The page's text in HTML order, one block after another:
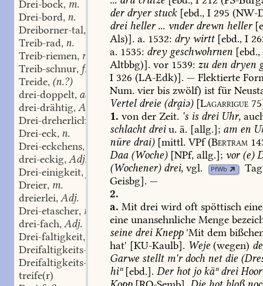
Drei-bock, m.
Drei-bord, n.
Dreiborner-tal,
Treib-rad, n.
Treib-riemen, m.
Treib-schnur, f.
Treide, (n.?)
drei-doppelt, adj. Num.
drei-drähtig, Adj.
Drei-dreherlich
Drei-eck, n.
Drei-eckchens,
drei-eckig, Adj.
Drei-einigkeit,
Dreier, m.
dreierlei, Adj.
Drei-etascher, m.
drei-fach, Adj.
Drei-faltigkeit,
Dreifaltigkeits-blume,f.
Dreifaltigkeits-sonntag, m.
treife(r)
derdryerstuck[ebd., I 295 (NW-
dreiheller... vnderdrewn heller
Als)]. a. 1532: drywirtt[ebd., I
a. 1535: dreygeschwohrnen [ebd.,
Altbbg)]. vor 1539: zu den dryen
I 326 (LA-Edk)]. — Flektierte
Num. vier bis zwölf) ist für
Verteldreie (drḁiə)[Lagarrigue
1. von der Zeit. 's is dreiUhr,
schlachtdreiu. ä. [allg.]; am en
nūre drai)[mittl. VPf(Bertram
Daa(Woche)[NPf, allg.]; vor(e)
(Wochener)drei, vgl. PfWb Tag
Geisbg]. —
2.
a. Mit drei wird oft spöttisch eine
eine unansehnliche Menge
seine dreiKnepp'Mit dem
hat' [KU-Kaulb]. Weje (wegen)
Garwe stelltm'rdoch netdie
hiⁿ[ebd.]. DerhotjokäⁿdreiHoor